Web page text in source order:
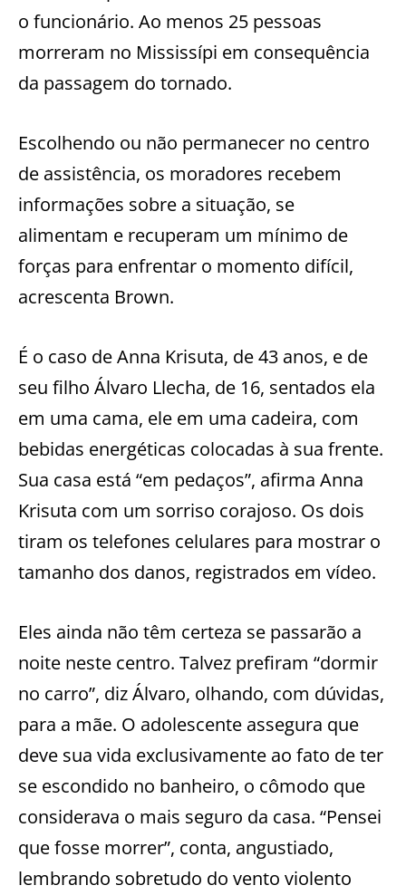
o funcionário. Ao menos 25 pessoas
morreram no Mississípi em consequência
da passagem do tornado.
Escolhendo ou não permanecer no centro
de assistência, os moradores recebem
informações sobre a situação, se
alimentam e recuperam um mínimo de
forças para enfrentar o momento difícil,
acrescenta Brown.
É o caso de Anna Krisuta, de 43 anos, e de
seu filho Álvaro Llecha, de 16, sentados ela
em uma cama, ele em uma cadeira, com
bebidas energéticas colocadas à sua frente.
Sua casa está “em pedaços”, afirma Anna
Krisuta com um sorriso corajoso. Os dois
tiram os telefones celulares para mostrar o
tamanho dos danos, registrados em vídeo.
Eles ainda não têm certeza se passarão a
noite neste centro. Talvez prefiram “dormir
no carro”, diz Álvaro, olhando, com dúvidas,
para a mãe. O adolescente assegura que
deve sua vida exclusivamente ao fato de ter
se escondido no banheiro, o cômodo que
considerava o mais seguro da casa. “Pensei
que fosse morrer”, conta, angustiado,
lembrando sobretudo do vento violento